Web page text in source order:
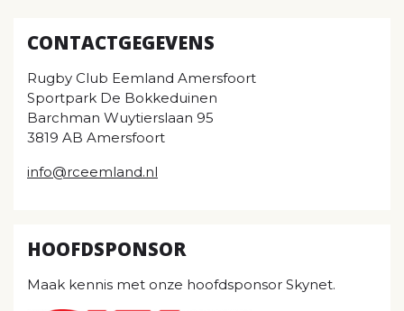
CONTACTGEGEVENS
Rugby Club Eemland Amersfoort
Sportpark De Bokkeduinen
Barchman Wuytierslaan 95
3819 AB Amersfoort
info@rceemland.nl
HOOFDSPONSOR
Maak kennis met onze hoofdsponsor Skynet.